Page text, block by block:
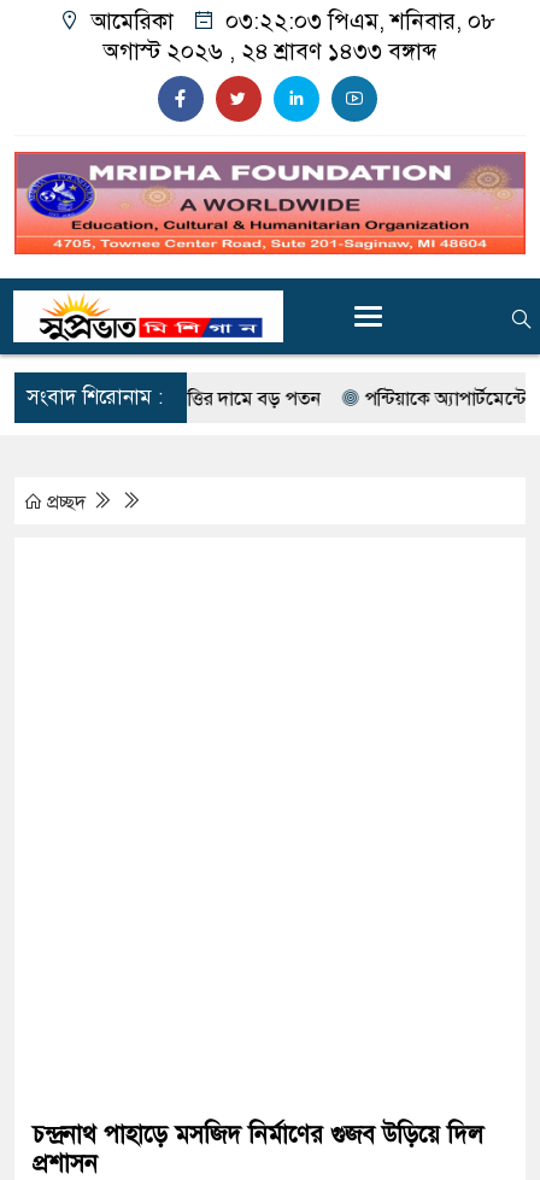
আমেরিকা ০৩:২২:০৪ পিএম, শনিবার, ০৮ অগাস্ট
২০২৬ ,২৪ শ্রাবণ ১৪৩৩বঙ্গাব্দ
সংবাদ শিরোনাম :
সম্পত্তির দামে বড় পতন পন্টিয়াকে অ্যাপার্টমেন্টে
প্রচ্ছদ
চন্দ্রনাথ পাহাড়ে মসজিদ নির্মাণের গুজব উড়িয়ে দিল
প্রশাসন